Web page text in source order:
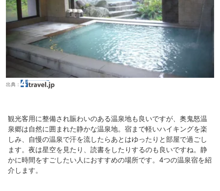
出典：
観光客用に整備され賑わいのある温泉地も良いですが、奥鬼怒温
泉郷は自然に囲まれた静かな温泉地。宿まで軽いハイキングを楽
しみ、自慢の温泉で汗を流したらあとはゆったりと部屋で過ごし
ます。夜は星空を見たり、読書をしたりするのも良いですね。静
かに時間をすごしたい人におすすめの場所です。4つの温泉宿を紹
介します。